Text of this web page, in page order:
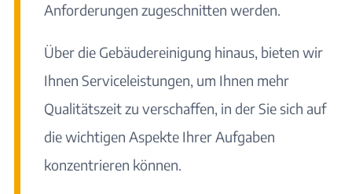
Anforderungen zugeschnitten werden.
Über die Gebäudereinigung hinaus, bieten wir
Ihnen Serviceleistungen, um Ihnen mehr
Qualitätszeit zu verschaffen, in der Sie sich auf
die wichtigen Aspekte Ihrer Aufgaben
konzentrieren können.